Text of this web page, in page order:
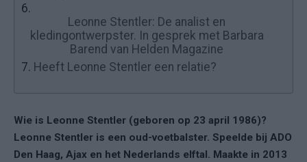
6.
Leonne Stentler: De analist en
kledingontwerpster. In gesprek met Barbara
Barend van Helden Magazine
7. Heeft Leonne Stentler een relatie?
Wie is Leonne Stentler (geboren op 23 april 1986)?
Leonne Stentler is een oud-voetbalster. Speelde bij ADO
Den Haag, Ajax en het Nederlands elftal. Maakte in 2013